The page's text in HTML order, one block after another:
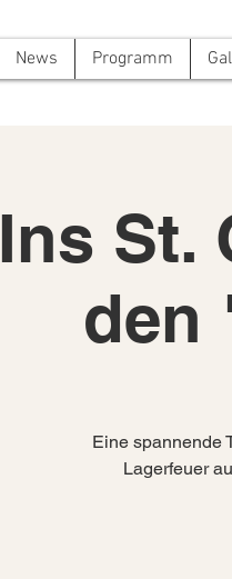
News Programm
Ins St.
den
Eine spannende
Lagerfeuer